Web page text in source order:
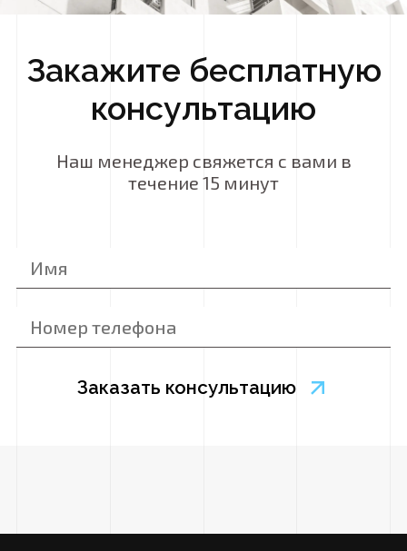
Закажите бесплатную
консультацию
Наш менеджер свяжется с вами в
течение 15 минут